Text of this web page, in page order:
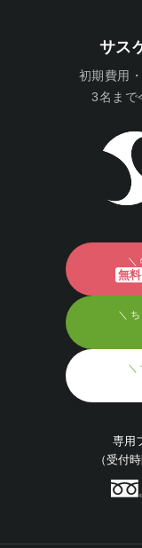
サス
初期費用
3名まで
＼
無料
＼
＼
専用
（受付